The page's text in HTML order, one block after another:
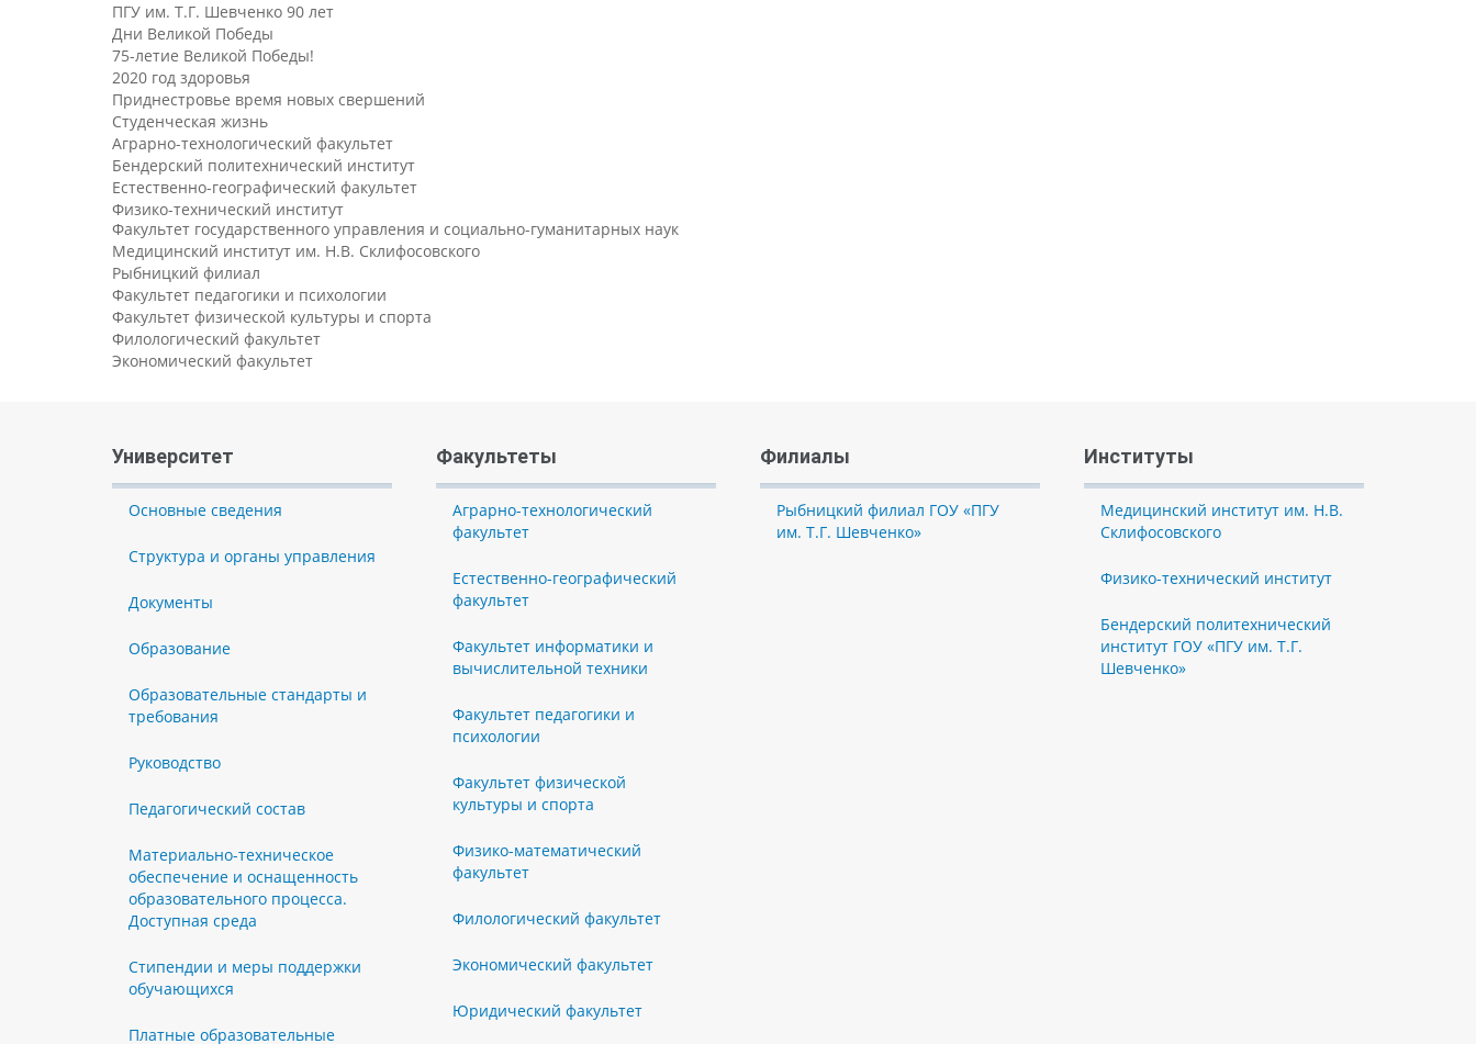
ПГУ им. Т.Г. Шевченко 90 лет
Дни Великой Победы
75-летие Великой Победы!
2020 год здоровья
Приднестровье время новых свершений
Студенческая жизнь
Аграрно-технологический факультет
Бендерский политехнический институт
Естественно-географический факультет
Физико-технический институт
Факультет государственного управления и социально-гуманитарных наук
Медицинский институт им. Н.В. Склифосовского
Рыбницкий филиал
Факультет педагогики и психологии
Факультет физической культуры и спорта
Филологический факультет
Экономический факультет
Университет
Основные сведения
Структура и органы управления
Документы
Образование
Образовательные стандарты и
требования
Руководство
Педагогический состав
Материально-техническое
обеспечение и оснащенность
образовательного процесса.
Доступная среда
Стипендии и меры поддержки
обучающихся
Платные образовательные
Факультеты
Аграрно-технологический
факультет
Естественно-географический
факультет
Факультет информатики и
вычислительной техники
Факультет педагогики и
психологии
Факультет физической
культуры и спорта
Физико-математический
факультет
Филологический факультет
Экономический факультет
Юридический факультет
Филиалы
Рыбницкий филиал ГОУ «ПГУ
им. Т.Г. Шевченко»
Институты
Медицинский институт им. Н.В.
Склифосовского
Физико-технический институт
Бендерский политехнический
институт ГОУ «ПГУ им. Т.Г.
Шевченко»